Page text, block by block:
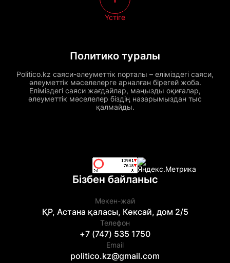
Политико туралы
Politico.kz саяси-әлеуметтік порталы – еліміздегі саяси,
әлеуметтік мәселелерге арналған бірегей жоба.
Еліміздегі саяси жағдайлар, маңызды оқиғалар,
әлеуметтік мәселелер біздің назарымыздан тыс
қалмайды.
Үстіге
Бізбен байланыс
Мекен-жай
ҚР, Астана қаласы, Көксай, дом 2/5
Телефон
+7 (747) 535 1750
Email
politico.kz@gmail.com